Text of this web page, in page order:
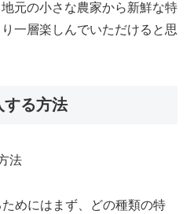
元の小さな農家から新鮮な特
一層楽しんでいただけると思
する方法
法
めにはまず、どの種類の特